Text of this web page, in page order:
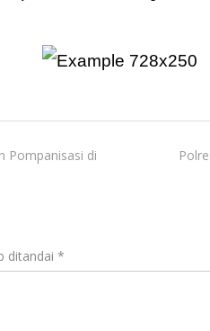
Pompanisasi di
ditandai *